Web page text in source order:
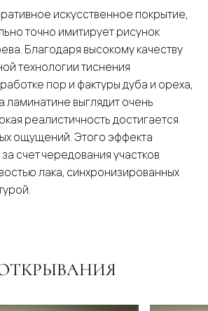
искусственное покрытие,
точно имитирует рисунок
Благодаря высокому качеству
технологии тиснения
пор и фактуры дуба и ореха,
ламинатине выглядит очень
реалистичность достигается
ощущений. Этого эффекта
счет чередования участков
лака, синхронизированных